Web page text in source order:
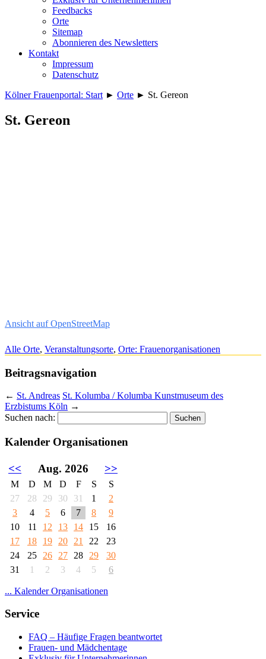
Feedbacks
Orte
Sitemap
Abonnieren des Newsletters
Kontakt
Impressum
Datenschutz
Kölner Frauenportal: Start ► Orte ► St. Gereon
St. Gereon
Ansicht auf OpenStreetMap
Alle Orte, Veranstaltungsorte, Orte: Frauenorganisationen
Beitragsnavigation
← St. Andreas St. Kolumba / Kolumba Kunstmuseum des
Erzbistums Köln →
Suchen nach:
Kalender Organisationen
<< Aug. 2026 >>
M D M D F S
S
27
28 29 30 31 1
2
3
4 5 6 7 8
9
10
11 12 13 14 15
16
17
18 19 20 21 22
23
24
25 26 27 28 29
30
31
1 2 3 4 5 6
... Kalender Organisationen
Service
FAQ – Häufige Fragen beantwortet
Frauen- und Mädchentage